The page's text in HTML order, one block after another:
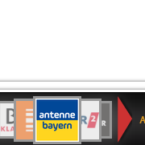
Deutschlandfunk
80er
90er
OLDIE
SWR3
WDR
4
BR-
KLASSIK
Deutschlandfunk
KulturBAYERN
2
SWR
Kultur
NDR
2